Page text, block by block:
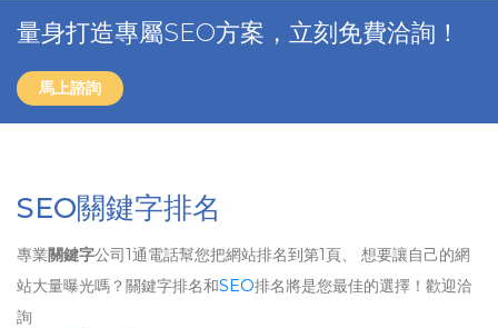
量身打造專屬SEO方案，立刻免費洽詢！
馬上諮詢
SEO關鍵字排名
專業關鍵字公司1通電話幫您把網站排名到第1頁、 想要讓自己的網
站大量曝光嗎？關鍵字排名和SEO排名將是您最佳的選擇！歡迎洽
詢